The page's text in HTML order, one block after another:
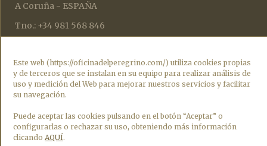
Este web (https://oficinadelperegrino.com/) utiliza cookies propias
y de terceros que se instalan en su equipo para realizar análisis de
uso y medición del Web para mejorar nuestros servicios y facilitar
su navegación.
Puede aceptar las cookies pulsando en el botón “Aceptar” o
configurarlas o rechazar su uso, obteniendo más información
clicando AQUÍ.
A Coruña - ESPAÑA
Tno.: +34 981 568 846
botafumeiro@catedraldesantiago.es
credencialesperegrinos@catedraldesantiago.es
Todos los días de 9:00 h a 19:00 h.